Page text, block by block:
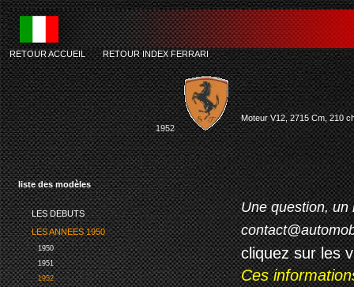
liste des modèles
LES DEBUTS
LES ANNEES 1950
1950
1951
1952
RETOUR ACCUEIL-RETOUR INDEX FERRARI
1952
Moteur V12, 2715 Cm, 210
Une question, un
cliquez sur les
Ces